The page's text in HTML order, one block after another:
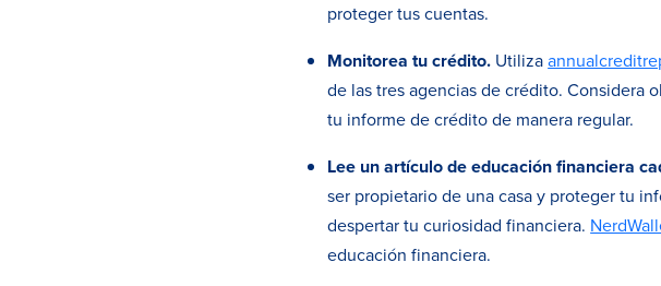
proteger tus cuentas.
Monitorea tu crédito. Utiliza
de las tres agencias de crédito. Considera
tu informe de crédito de manera regular.
Lee un artículo de educación financiera
ser propietario de una casa y proteger tu
despertar tu curiosidad financiera.
educación financiera.